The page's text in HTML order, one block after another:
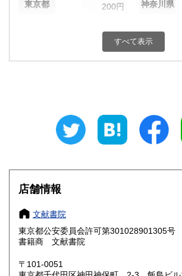
東京都 200円 神奈川県
200円 富山県
200円 三重県
大阪府
奈良県
鳥取県 200円 島根県
岡山県
すべて表示
店舗情報
文献書院
東京都公安委員会許可第301028901305号
書籍商 文献書院
〒101-0051